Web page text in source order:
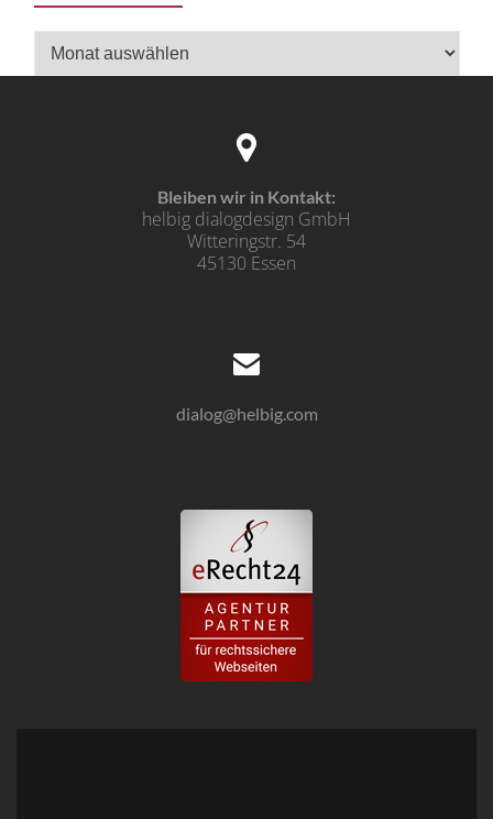
Archiv
Bleiben wir in Kontakt:
helbig dialogdesign GmbH
Witteringstr. 54
45130 Essen
dialog@helbig.com